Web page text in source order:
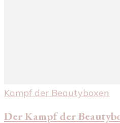
Kampf der Beautyboxen
Der Kampf der